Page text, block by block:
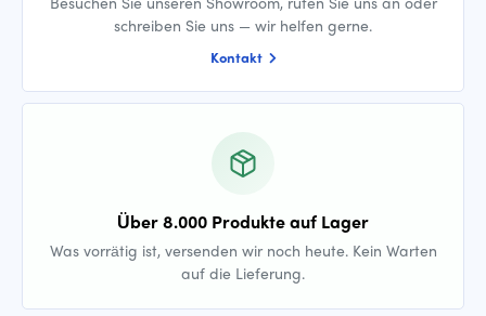
schreiben Sie uns — wir helfen gerne.
Kontakt
Über 8.000 Produkte auf Lager
Was vorrätig ist, versenden wir noch heute. Kein Warten
auf die Lieferung.